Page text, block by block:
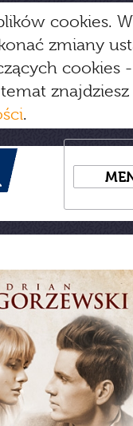
cookies.
zmiany
cookies
.